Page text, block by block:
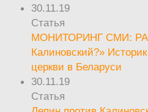
30.11.19
Статья
МОНИТОРИНГ СМИ:
Калиновский?»
церкви в Беларуси
30.11.19
Статья